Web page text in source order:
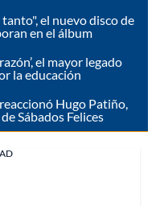
el nuevo disco de
en el álbum
el mayor legado
la educación
Hugo Patiño,
Sábados Felices